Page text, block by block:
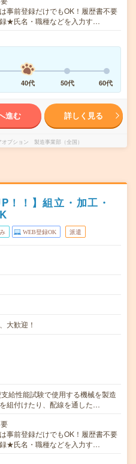
事前登録だけでもOK！履歴書不要
★氏名・職種などを入力す…
40代 50代 60代
進む 詳しく見る
プション 製造事業部（全国）
！！】組立・加工・
WEB登録OK 派遣
大歓迎！
給性能試験で使用する機械を製造
組付けたり、配線を通した…
事前登録だけでもOK！履歴書不要
★氏名・職種などを入力す…